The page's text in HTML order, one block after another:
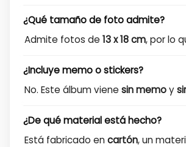
¿Qué tamaño de foto admite?
Admite fotos de 13 x 18 cm, por lo
¿Incluye memo o stickers?
No. Este álbum viene sin memoy
¿De qué material está hecho?
Está fabricado encartón, un